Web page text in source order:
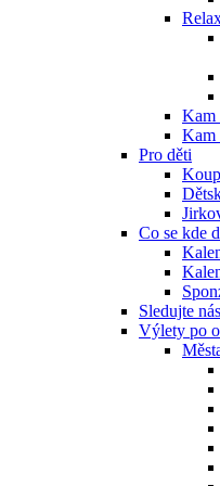
Kam
Kam
Pro děti
Co se kde
Sledujte nás
Výlety po